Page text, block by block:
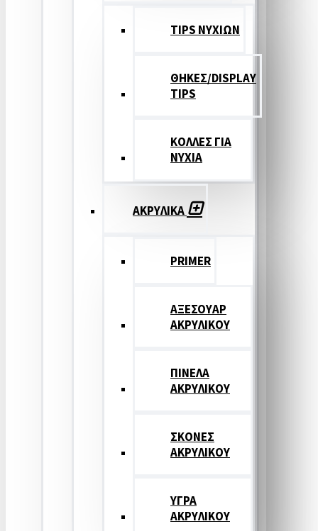
TIPS ΝΥΧΙΩΝ
ΘΗΚΕΣ/DISPLAY
TIPS
ΚΟΛΛΕΣ ΓΙΑ
ΝΥΧΙΑ
ΑΚΡΥΛΙΚΑ
PRIMER
ΑΞΕΣΟΥΑΡ
ΑΚΡΥΛΙΚΟΥ
ΠΙΝΕΛΑ
ΑΚΡΥΛΙΚΟΥ
ΣΚΟΝΕΣ
ΑΚΡΥΛΙΚΟΥ
ΥΓΡΑ
ΑΚΡΥΛΙΚΟΥ